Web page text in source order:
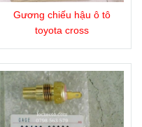
Gương chiếu hậu ô tô
toyota cross